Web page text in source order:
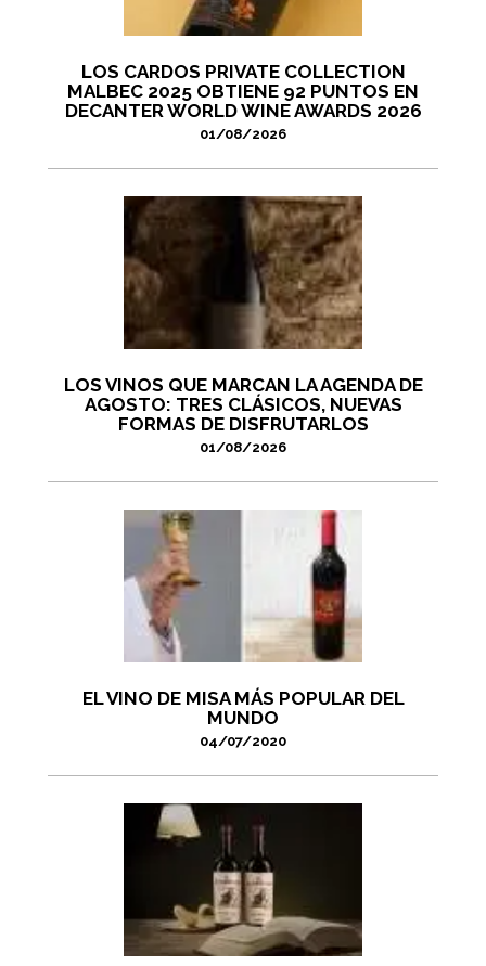
LOS CARDOS PRIVATE COLLECTION
MALBEC 2025 OBTIENE 92 PUNTOS EN
DECANTER WORLD WINE AWARDS 2026
01/08/2026
LOS VINOS QUE MARCAN LA AGENDA DE
AGOSTO: TRES CLÁSICOS, NUEVAS
FORMAS DE DISFRUTARLOS
01/08/2026
EL VINO DE MISA MÁS POPULAR DEL
MUNDO
04/07/2020